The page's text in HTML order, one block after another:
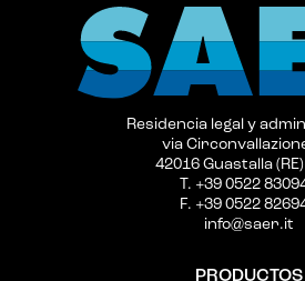
Residencia legal y
via
42016 Guastalla
T. +39 0522
F. +39 0522
info@saer.it
PRODUCTOS